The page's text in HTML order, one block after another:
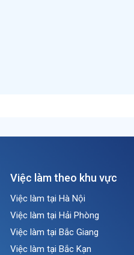
Việc làm theo khu vực
Việc làm tại Hà Nội
Việc làm tại Hải Phòng
Việc làm tại Bắc Giang
Việc làm tại Bắc Kạn